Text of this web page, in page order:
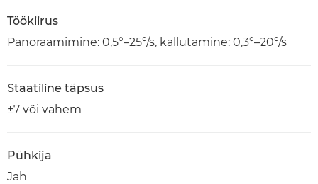
Töökiirus
Panoraamimine: 0,5°–25°/s, kallutamine: 0,3°–20°/s
Staatiline täpsus
±7 või vähem
Pühkija
Jah